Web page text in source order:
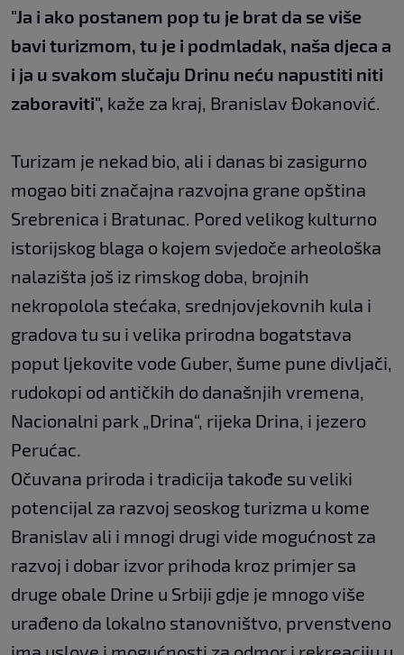
"Ja i ako postanem pop tu je brat da se više
bavi turizmom, tu je i podmladak, naša djeca a
i ja u svakom slučaju Drinu neću napustiti niti
zaboraviti", kaže za kraj, Branislav Đokanović.
Turizam je nekad bio, ali i danas bi zasigurno
mogao biti značajna razvojna grane opština
Srebrenica i Bratunac. Pored velikog kulturno
istorijskog blaga o kojem svjedoče arheološka
nalazišta još iz rimskog doba, brojnih
nekropolola stećaka, srednjovjekovnih kula i
gradova tu su i velika prirodna bogatstava
poput ljekovite vode Guber, šume pune divljači,
rudokopi od antičkih do današnjih vremena,
Nacionalni park „Drina“, rijeka Drina, i jezero
Perućac.
Očuvana priroda i tradicija takođe su veliki
potencijal za razvoj seoskog turizma u kome
Branislav ali i mnogi drugi vide mogućnost za
razvoj i dobar izvor prihoda kroz primjer sa
druge obale Drine u Srbiji gdje je mnogo više
urađeno da lokalno stanovništvo, prvenstveno